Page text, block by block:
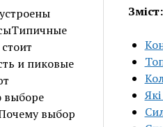
и пиковые
выборе
выбор
Зміст: